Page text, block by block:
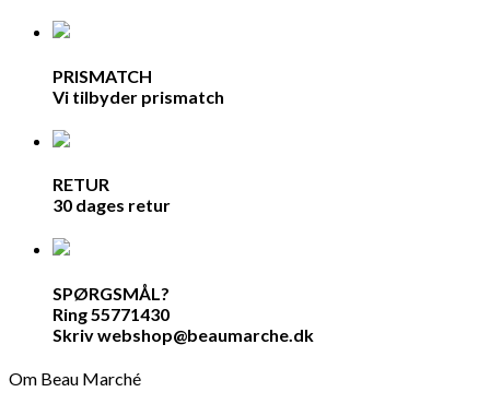
PRISMATCH
Vi tilbyder prismatch
RETUR
30 dages retur
SPØRGSMÅL?
Ring 55771430
Skriv webshop@beaumarche.dk
Om Beau Marché